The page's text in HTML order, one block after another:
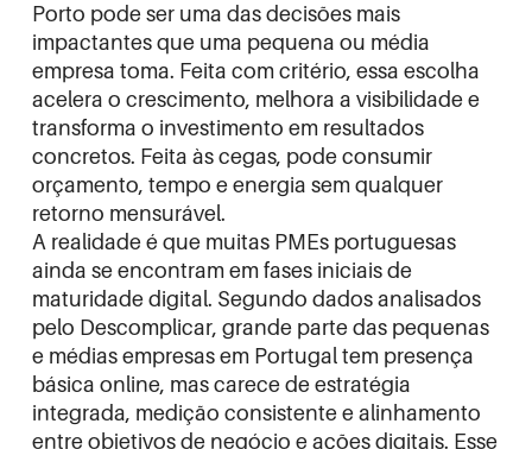
Porto pode ser uma das decisões mais
impactantes que uma pequena ou média
empresa toma. Feita com critério, essa escolha
acelera o crescimento, melhora a visibilidade e
transforma o investimento em resultados
concretos. Feita às cegas, pode consumir
orçamento, tempo e energia sem qualquer
retorno mensurável.
A realidade é que muitas PMEs portuguesas
ainda se encontram em fases iniciais de
maturidade digital. Segundo dados analisados
pelo Descomplicar, grande parte das pequenas
e médias empresas em Portugal tem presença
básica online, mas carece de estratégia
integrada, medição consistente e alinhamento
entre objetivos de negócio e ações digitais. Esse